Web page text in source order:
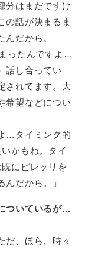
分はまだですけ
の話が決まるま
だから。
ったんですよ…
話し合ってい
されてます。大
希望などについ
…タイミング的
かもね。タイ
にピレッリを
だから。」
ついているが…
だ、ほら、時々